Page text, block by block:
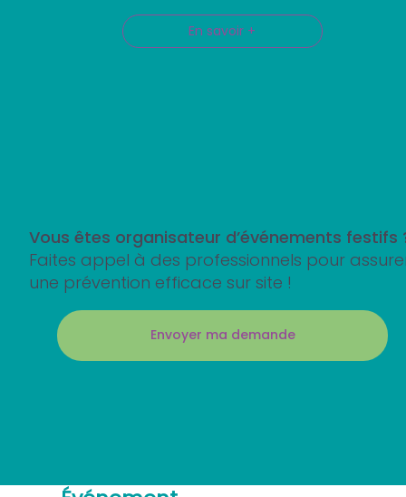
Vous êtes organisateur d’événements festifs
Faites appel à des professionnels pour
une prévention efficace sur site !
Envoyer ma demande
En savoir +